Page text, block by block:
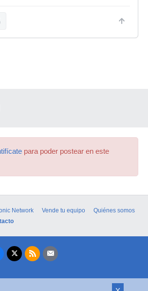
para poder postear en este
Network Vende tu equipo
Quiénes somos